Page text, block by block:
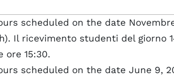
scheduled on the date
Il ricevimento studenti del giorno
ore 15:30.
scheduled on the date June 9,